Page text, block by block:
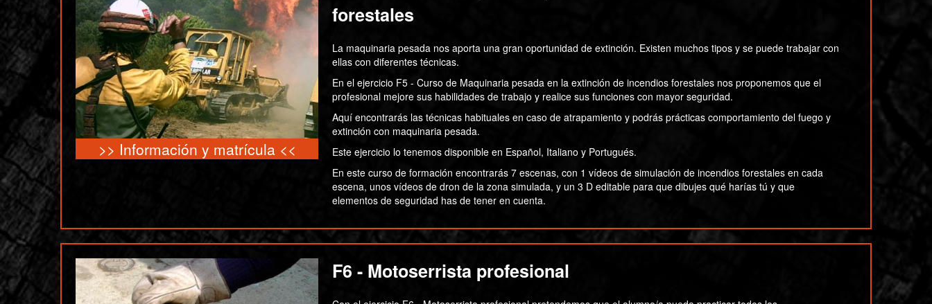
>> Información y matrícula <<
forestales
La maquinaria pesada nos aporta una gran oportunidad de extinción. Existen muchos tipos y se puede trabajar con
ellas con diferentes técnicas.
En el ejercicio F5 - Curso de Maquinaria pesada en la extinción de incendios forestales nos proponemos que el
profesional mejore sus habilidades de trabajo y realice sus funciones con mayor seguridad.
Aquí encontrarás las técnicas habituales en caso de atrapamiento y podrás prácticas comportamiento del fuego y
extinción con maquinaria pesada.
Este ejercicio lo tenemos disponible en Español, Italiano y Portugués.
En este curso de formación encontrarás 7 escenas, con 1 vídeos de simulación de incendios forestales en cada
escena, unos vídeos de dron de la zona simulada, y un 3 D editable para que dibujes qué harías tú y que
elementos de seguridad has de tener en cuenta.
F6 - Motoserrista profesional